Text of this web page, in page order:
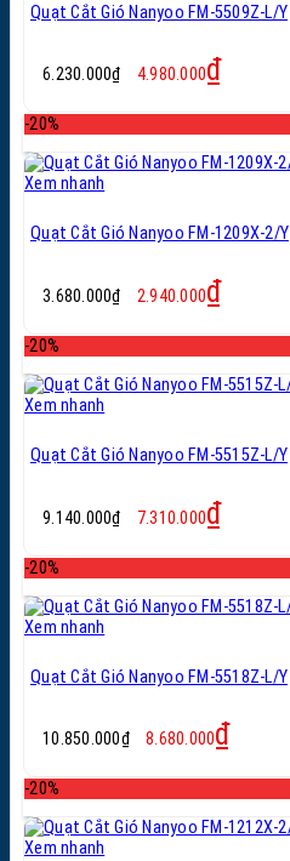
Quạt Cắt Gió Nanyoo FM-5509Z-L/Y
6.230.000₫
Giá
gốc
4.980.000₫
-20%
Xem nhanh
Quạt Cắt Gió Nanyoo FM-1209X-2/Y
3.680.000₫
Giá
gốc
2.940.000₫
-20%
Xem nhanh
Quạt Cắt Gió Nanyoo FM-5515Z-L/Y
9.140.000₫
gốc
7.310.000₫
-20%
Xem nhanh
Quạt Cắt Gió Nanyoo FM-5518Z-L/Y
10.850.000₫
Giá
gốc
8.680.000₫
-20%
Xem nhanh